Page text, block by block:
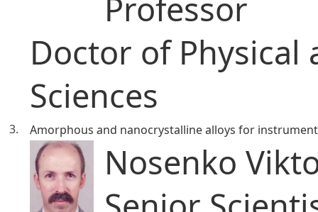
Professor
Doctor of
Sciences
3. Amorphous and nanocrystalline alloys for
Nosenko